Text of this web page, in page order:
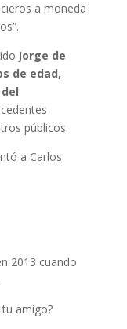
a moneda
Jorge de
de edad,
públicos.
a Carlos
2013 cuando
amigo?